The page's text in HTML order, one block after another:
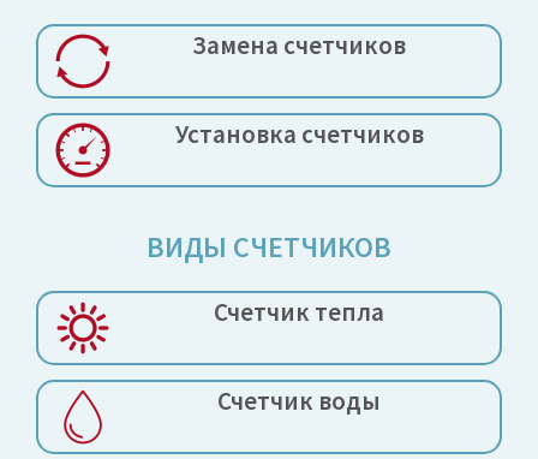
Замена счетчиков
Установка счетчиков
ВИДЫ СЧЕТЧИКОВ
Счетчик тепла
Счетчик воды